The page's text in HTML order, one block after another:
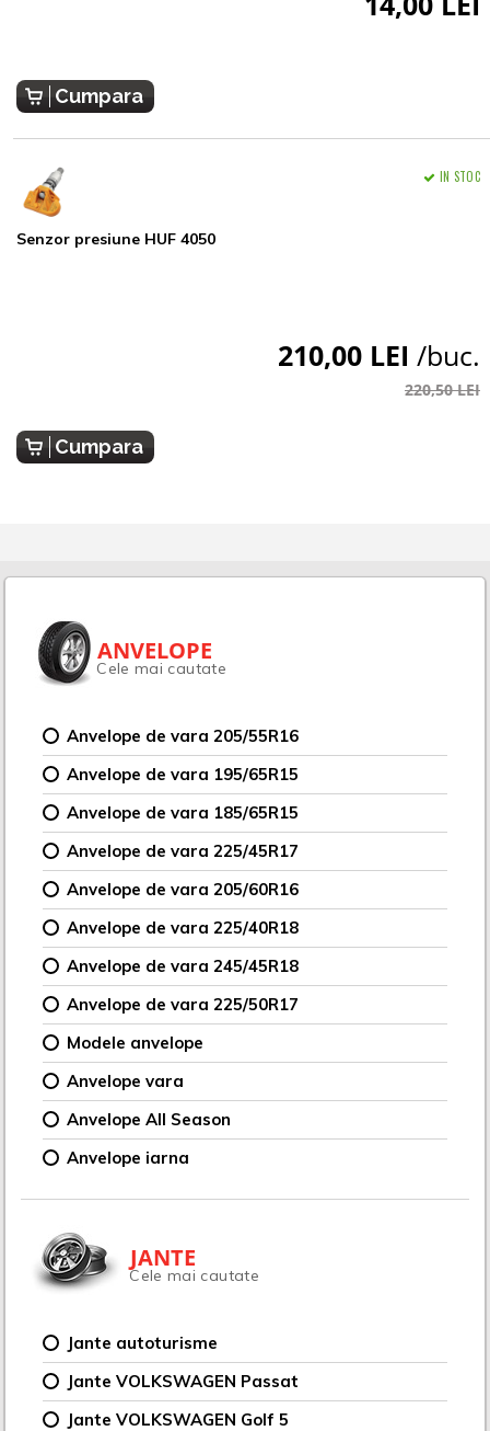
Cumpara
Senzor presiune HUF 4050
IN STOC
210,00 LEI /buc.
220,50 LEI
Cumpara
ANVELOPE
Cele mai cautate
Anvelope de vara 205/55R16
Anvelope de vara 195/65R15
Anvelope de vara 185/65R15
Anvelope de vara 225/45R17
Anvelope de vara 205/60R16
Anvelope de vara 225/40R18
Anvelope de vara 245/45R18
Anvelope de vara 225/50R17
Modele anvelope
Anvelope vara
Anvelope All Season
Anvelope iarna
JANTE
Cele mai cautate
Jante autoturisme
Jante VOLKSWAGEN Passat
Jante VOLKSWAGEN Golf 5